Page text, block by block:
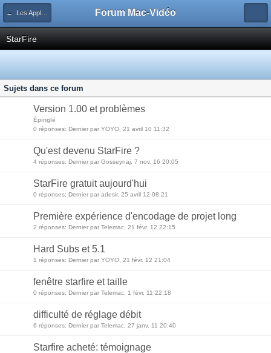
← Les Applications Vidéo Forum Mac-Vidéo
StarFire
Sujets dans ce forum
Version 1.00 et problèmes
Épinglé
0 réponses: Dernier par YOYO, 21 avril 10 11:32
Qu'est devenu StarFire ?
4 réponses: Dernier par Gosseynaj, 7 nov. 16 20:05
StarFire gratuit aujourd'hui
0 réponses: Dernier par adesir, 25 avril 12 08:21
Première expérience d'encodage de projet long
2 réponses: Dernier par Telemac, 21 févr. 12 22:15
Hard Subs et 5.1
1 réponses: Dernier par YOYO, 21 févr. 12 21:04
fenêtre starfire et taille
0 réponses: Dernier par Telemac, 1 févr. 11 22:18
difficulté de réglage débit
6 réponses: Dernier par Telemac, 27 janv. 11 20:40
Starfire acheté: témoignage